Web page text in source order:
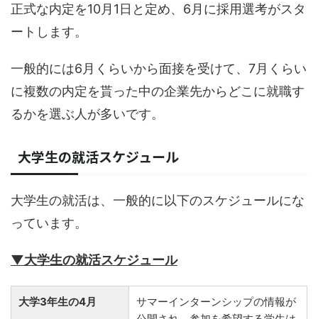
正式な内定を10月1日と定め、6月に採用選考がスタ
ートします。
一般的には6月くらいから面接を受けて、7月くらい
に複数の内定を貰った中の企業先からどこに就職す
るかを選ぶ人が多いです。
大学生の就活スケジュール
大学生の就活は、一般的に以下のスケジュールにな
っています。
▼大学生の就活スケジュール
大学3年生の4月
サマーインターンシップの情報が